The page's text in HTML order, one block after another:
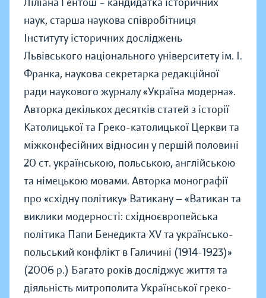
наук, старша наукова співробітниця
Інституту історичних досліджень
Львівського національного університету ім. І.
Франка, наукова секретарка редакційної
ради наукового журналу «Україна модерна».
Авторка декількох десятків статей з історії
Католицької та Греко-католицької Церкви та
міжконфесійних відносин у першій половині
20 ст. українською, польською, англійською
та німецькою мовами. Авторка монографії
про «східну політику» Ватикану — «Ватикан та
виклики модерності: східноєвропейська
політика Папи Бенедикта ХV та українсько-
польський конфлікт в Галичині (1914-1923)»
(2006 р.) Багато років досліджує життя та
діяльність митрополита Української греко-